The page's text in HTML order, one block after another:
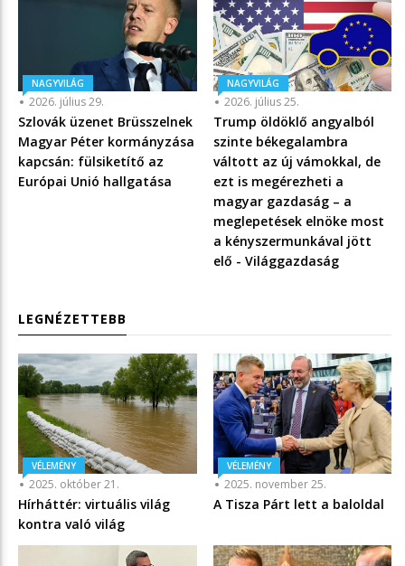
NAGYVILÁG
2026. július 29.
Szlovák üzenet Brüsszelnek
Magyar Péter kormányzása
kapcsán: fülsiketítő az
Európai Unió hallgatása
NAGYVILÁG
2026. július 25.
Trump öldöklő angyalból
szinte békegalambra
váltott az új vámokkal, de
ezt is megérezheti a
magyar gazdaság – a
meglepetések elnöke most
a kényszermunkával jött
elő - Világgazdaság
LEGNÉZETTEBB
VÉLEMÉNY
2025. október 21.
Hírháttér: virtuális világ
kontra való világ
VÉLEMÉNY
2025. november 25.
A Tisza Párt lett a baloldal